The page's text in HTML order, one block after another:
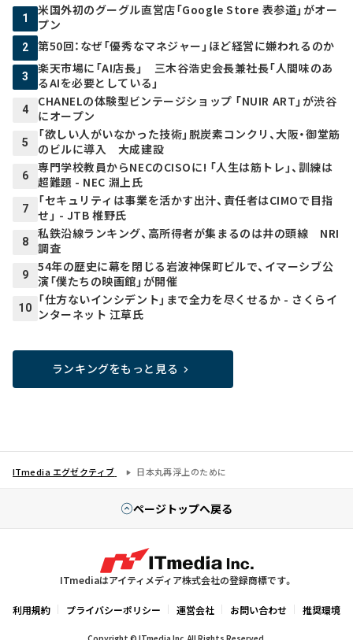
1
米国外初のグーグル直営店「Google Store 表参道」がオー
プン
2 第50回：なぜ「優秀なマネジャー」ほど経営に嫌われるのか
3
楽天市場に「AI店長」 三木谷浩史会長兼社長「人間味のあ
るAIを必要としている」
4
CHANELの体験型ビンテージショップ 「NUIR ART」が渋谷
にオープン
5
「欲しい人がいなかった技術」脱炭素コンクリ、大阪・御堂筋
のビルに導入 大成建設
6
専門学校教員からNECのCISOに! 「人生は筋トレ」、訓練は
超難題 - NEC 淵上氏
7
「セキュリティは事業を活かす出汁、責任者はCIMOで目指
せ」 - JTB 椎野氏
8
私鉄沿線ランキング、高所得者が集まるのは井の頭線 NRI
調査
9
54年の歴史に幕を閉じる岩波神保町ビルで、イマーシブ公
演「僕たちの映画館」が開催
10
「仕方ないインシデント」まで全力を尽くせるか - さくらイ
ンターネット 江草氏
ランキングをもっと見る
ITmedia エグゼクティブ 日本丸再浮上のために
ページトップへ戻る
ITmediaはアイティメディア株式会社の登録商標です。
利用規約 プライバシーポリシー 運営会社 お問い合わせ 推奨環境